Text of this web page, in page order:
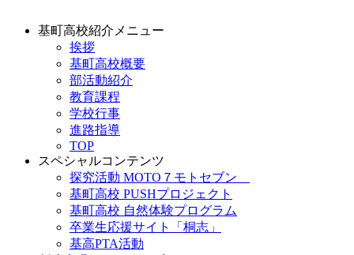
基町高校紹介メニュー
挨拶
基町高校概要
部活動紹介
教育課程
学校行事
進路指導
TOP
スペシャルコンテンツ
探究活動 MOTO７モトセブン
基町高校 PUSHプロジェクト
基町高校 自然体験プログラム
卒業生応援サイト「桐志」
基高PTA活動